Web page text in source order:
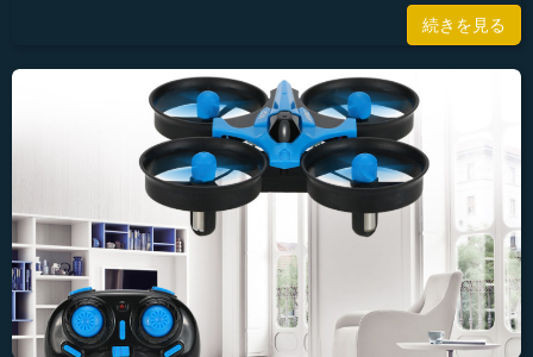
続きを見る